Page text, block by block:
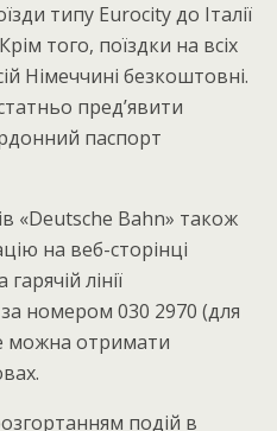
типу Eurocity до Італії
того, поїздки на всіх
Німеччині безкоштовні.
пред’явити
паспорт
«Deutsche Bahn» також
на веб-сторінці
гарячій лінії
за номером 030 2970 (для
можна отримати
подій в